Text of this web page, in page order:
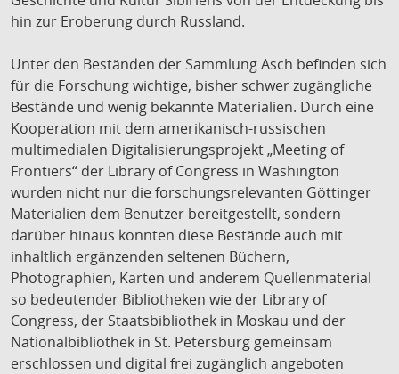
hin zur Eroberung durch Russland.
Unter den Beständen der Sammlung Asch befinden sich
für die Forschung wichtige, bisher schwer zugängliche
Bestände und wenig bekannte Materialien. Durch eine
Kooperation mit dem amerikanisch-russischen
multimedialen Digitalisierungsprojekt „Meeting of
Frontiers“ der Library of Congress in Washington
wurden nicht nur die forschungsrelevanten Göttinger
Materialien dem Benutzer bereitgestellt, sondern
darüber hinaus konnten diese Bestände auch mit
inhaltlich ergänzenden seltenen Büchern,
Photographien, Karten und anderem Quellenmaterial
so bedeutender Bibliotheken wie der Library of
Congress, der Staatsbibliothek in Moskau und der
Nationalbibliothek in St. Petersburg gemeinsam
erschlossen und digital frei zugänglich angeboten